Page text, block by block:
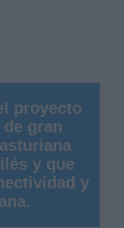
proyecto
gran
y que
y